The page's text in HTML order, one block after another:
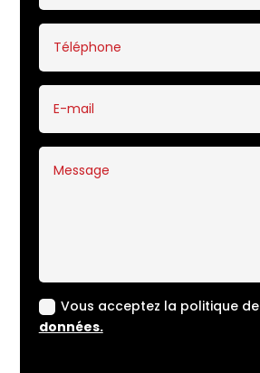
Vous acceptez la politique de
données.